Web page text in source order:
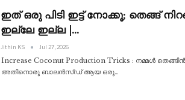
ഇത് ഒരു പിടി ഇട്ട് നോക്കൂ; തെങ്ങ്
ഇല്ലേ ഇല്ല |…
Jithin KS Jul 27, 2026
Increase Coconut Production Tricks : നമ്മൾ
അതിനൊരു ബാലൻസ്ഡ് ആയ ഒരു…